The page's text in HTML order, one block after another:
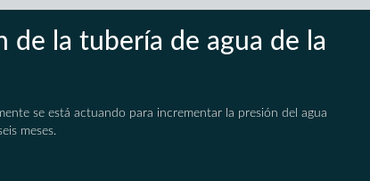
de la tubería de agua de la
se está actuando para incrementar la presión del agua
meses.